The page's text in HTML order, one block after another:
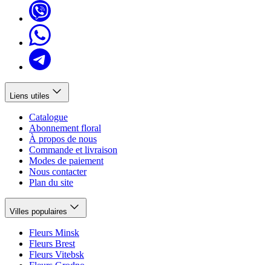
Liens utiles
Catalogue
Abonnement floral
À propos de nous
Commande et livraison
Modes de paiement
Nous contacter
Plan du site
Villes populaires
Fleurs Minsk
Fleurs Brest
Fleurs Vitebsk